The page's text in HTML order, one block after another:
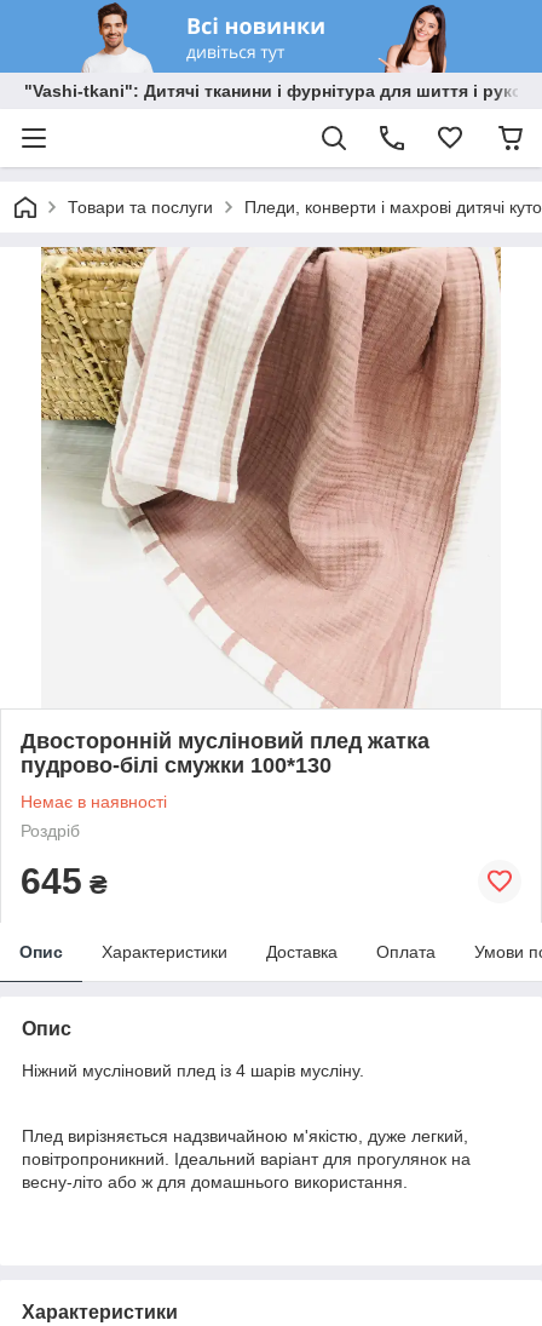
"Vashi-tkani": Дитячі тканини і фурнітура для шиття і
Товари та послуги Пледи, конверти і махрові дитячі
Двосторонній мусліновий плед жатка
пудрово-білі смужки 100*130
Немає в наявності
Роздріб
645 ₴
Опис Характеристики Доставка Оплата Умови
Опис
Ніжний мусліновий плед із 4 шарів мусліну.
Плед вирізняється надзвичайною м'якістю, дуже легкий,
повітропроникний. Ідеальний варіант для прогулянок на
весну-літо або ж для домашнього використання.
Характеристики